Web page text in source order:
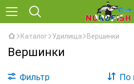
Каталог Удилища Вершинки
Вершинки
Фильтр По